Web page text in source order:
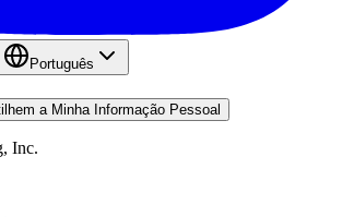
Português
a Minha Informação Pessoal
Inc.